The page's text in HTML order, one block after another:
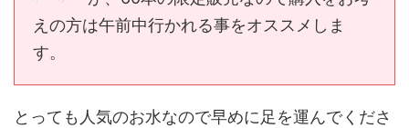
えの方は午前中行かれる事をオススメしま
す。
とっても人気のお水なので早めに足を運んでくださ